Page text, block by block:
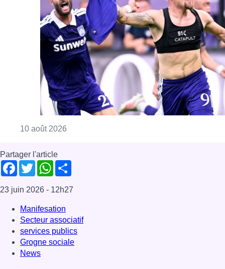
10 août 2026
Partager l'article
Facebook
TwitterWhatsApp
23 juin 2026 - 12h27
Manifesation
Secteur associatif
services publics
Grogne sociale
News